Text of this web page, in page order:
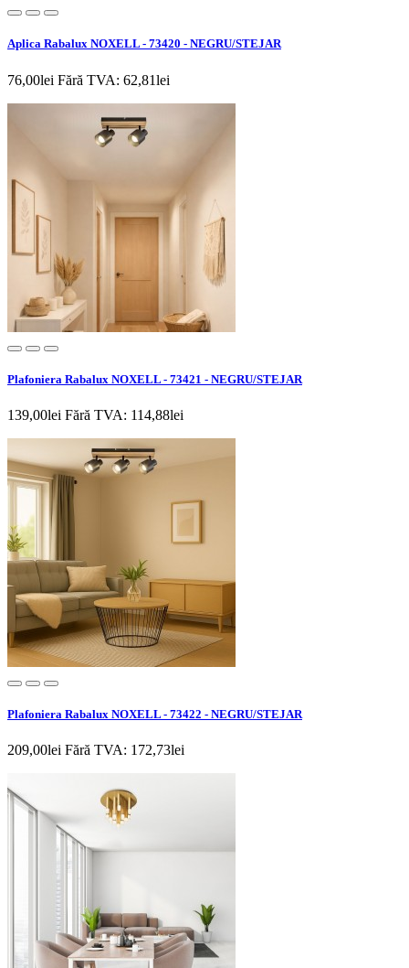
Aplica Rabalux NOXELL - 73420 - NEGRU/STEJAR
76,00lei Fără TVA: 62,81lei
Plafoniera Rabalux NOXELL - 73421 - NEGRU/STEJAR
139,00lei Fără TVA: 114,88lei
Plafoniera Rabalux NOXELL - 73422 - NEGRU/STEJAR
209,00lei Fără TVA: 172,73lei